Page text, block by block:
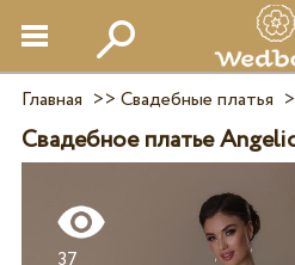
Главная >> Свадебные платья
Свадебное платье